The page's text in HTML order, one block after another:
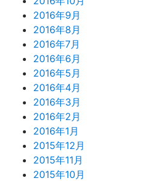
2016年9月
2016年8月
2016年7月
2016年6月
2016年5月
2016年4月
2016年3月
2016年2月
2016年1月
2015年12月
2015年11月
2015年10月